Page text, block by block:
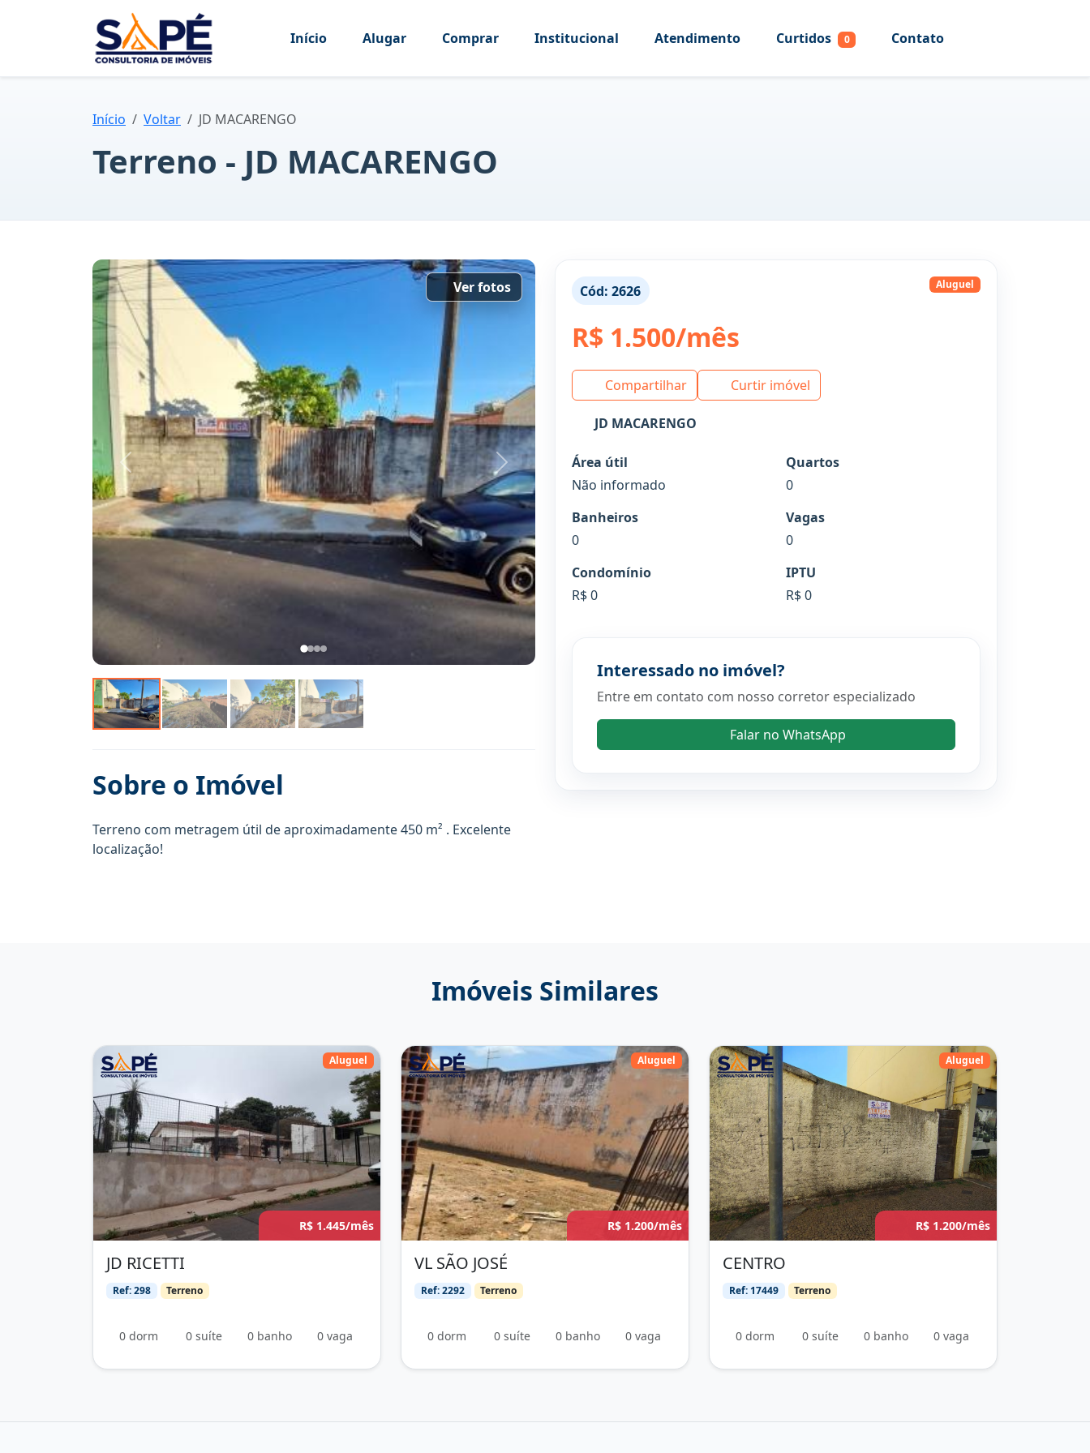
Início Alugar Comprar Institucional Atendimento Curtidos 0 Contato
Início Voltar JD MACARENGO
Terreno - JD MACARENGO
Ver fotos
Anterior Próximo
Sobre o Imóvel
Terreno com metragem útil de aproximadamente 450 m² . Excelente
localização!
Cód:2626 Aluguel
R$ 1.500/mês
Compartilhar Curtir imóvel
JD MACARENGO
Área útil
Não informado
Quartos
0
Banheiros
0
Vagas
0
Condomínio
R$ 0
IPTU
R$ 0
Interessado no imóvel?
Entre em contato com nosso corretor especializado
Falar no WhatsApp
Imóveis Similares
Aluguel
R$ 1.445/mês
JD RICETTI
Ref: 298 Terreno
0 dorm 0 suíte 0 banho 0 vaga
Aluguel
R$ 1.200/mês
VL SÃO JOSÉ
Ref: 2292 Terreno
0 dorm 0 suíte 0 banho 0 vaga
Aluguel
R$ 1.200/mês
CENTRO
Ref: 17449 Terreno
0 dorm 0 suíte 0 banho 0 vaga